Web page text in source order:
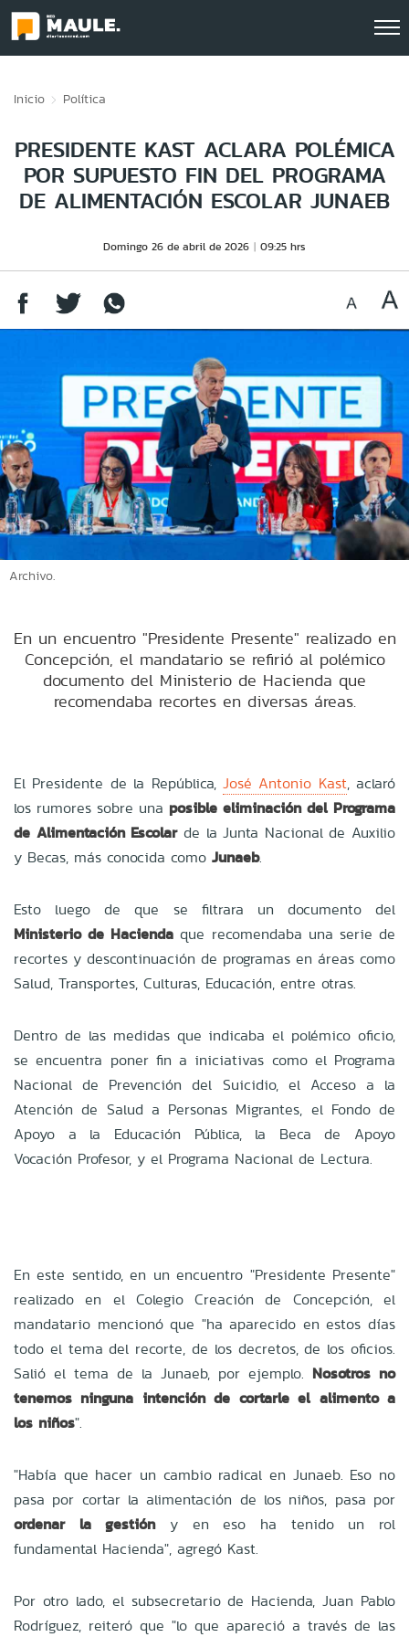
Inicio Política
PRESIDENTE KAST ACLARA POLÉMICA
POR SUPUESTO FIN DEL PROGRAMA
DE ALIMENTACIÓN ESCOLAR JUNAEB
Domingo 26 de abril de 2026 09:25 hrs
Archivo.
En un encuentro "Presidente Presente" realizado en
Concepción, el mandatario se refirió al polémico
documento del Ministerio de Hacienda que
recomendaba recortes en diversas áreas.
El Presidente de la República, José Antonio Kast, aclaró
los rumores sobre una posible eliminación del Programa
de Alimentación Escolarde la Junta Nacional de Auxilio
y Becas, más conocida como Junaeb.
Esto luego de que se filtrara un documento del
Ministerio de Hacienda que recomendaba una serie de
recortes y descontinuación de programas en áreas como
Salud, Transportes, Culturas, Educación, entre otras.
Dentro de las medidas que indicaba el polémico oficio,
se encuentra poner fin a iniciativas como el Programa
Nacional de Prevención del Suicidio, el Acceso a la
Atención de Salud a Personas Migrantes, el Fondo de
Apoyo a la Educación Pública, la Beca de Apoyo
Vocación Profesor, y el Programa Nacional de Lectura.
En este sentido, en un encuentro "Presidente Presente"
realizado en el Colegio Creación de Concepción, el
mandatario mencionó que "ha aparecido en estos días
todo el tema del recorte, de los decretos, de los oficios.
Salió el tema de la Junaeb, por ejemplo. Nosotros no
tenemos ninguna intención de cortarle el alimento a
los niños".
"Había que hacer un cambio radical en Junaeb. Eso no
pasa por cortar la alimentación de los niños, pasa por
ordenar la gestióny en eso ha tenido un rol
fundamental Hacienda", agregó Kast.
Por otro lado, el subsecretario de Hacienda, Juan Pablo
Rodríguez, reiteró que "lo que apareció a través de las